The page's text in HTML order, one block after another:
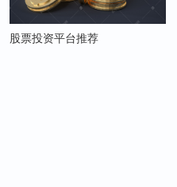
股票投资平台推荐